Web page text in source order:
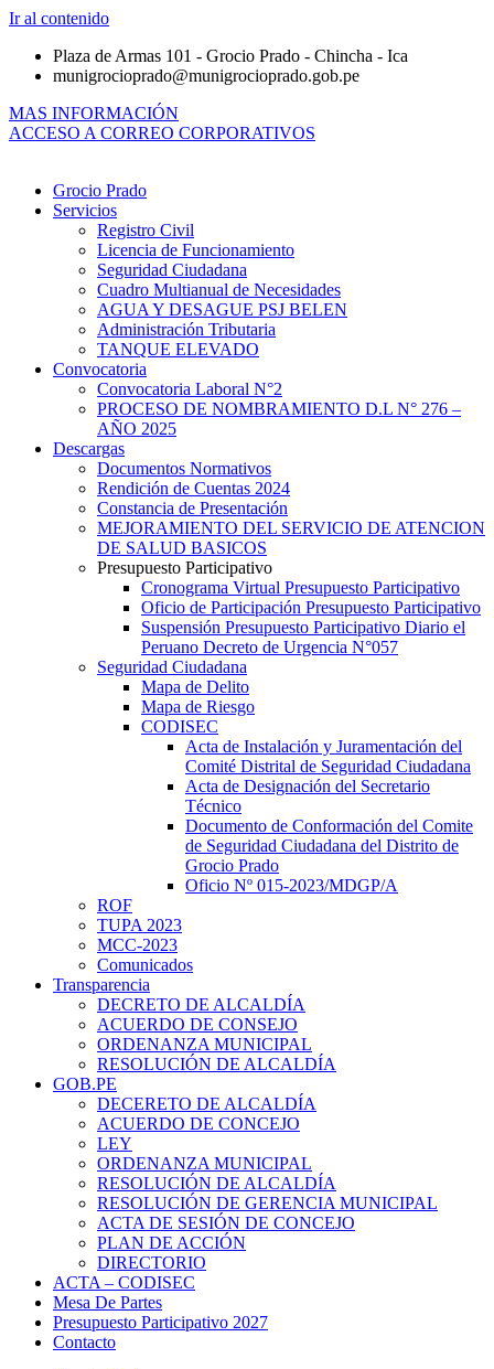
Ir al contenido
Plaza de Armas 101 - Grocio Prado - Chincha - Ica
munigrocioprado@munigrocioprado.gob.pe
MAS INFORMACIÓN
ACCESO A CORREO CORPORATIVOS
Grocio Prado
Servicios
Registro Civil
Licencia de Funcionamiento
Seguridad Ciudadana
Cuadro Multianual de Necesidades
AGUA Y DESAGUE PSJ BELEN
Administración Tributaria
TANQUE ELEVADO
Convocatoria
Convocatoria Laboral N°2
PROCESO DE NOMBRAMIENTO D.L N° 276 –
AÑO 2025
Descargas
Documentos Normativos
Rendición de Cuentas 2024
Constancia de Presentación
MEJORAMIENTO DEL SERVICIO DE ATENCION
DE SALUD BASICOS
Presupuesto Participativo
Cronograma Virtual Presupuesto Participativo
Oficio de Participación Presupuesto Participativo
Suspensión Presupuesto Participativo Diario el
Peruano Decreto de Urgencia N°057
Seguridad Ciudadana
Mapa de Delito
Mapa de Riesgo
CODISEC
Acta de Instalación y Juramentación del
Comité Distrital de Seguridad Ciudadana
Acta de Designación del Secretario
Técnico
Documento de Conformación del Comite
de Seguridad Ciudadana del Distrito de
Grocio Prado
Oficio Nº 015-2023/MDGP/A
ROF
TUPA 2023
MCC-2023
Comunicados
Transparencia
DECRETO DE ALCALDÍA
ACUERDO DE CONSEJO
ORDENANZA MUNICIPAL
RESOLUCIÓN DE ALCALDÍA
GOB.PE
DECERETO DE ALCALDÍA
ACUERDO DE CONCEJO
LEY
ORDENANZA MUNICIPAL
RESOLUCIÓN DE ALCALDÍA
RESOLUCIÓN DE GERENCIA MUNICIPAL
ACTA DE SESIÓN DE CONCEJO
PLAN DE ACCIÓN
DIRECTORIO
ACTA – CODISEC
Mesa De Partes
Presupuesto Participativo 2027
Contacto